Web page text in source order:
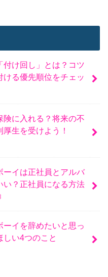
付け回し」とは？コツ
ける優先順位をチェッ
険に入れる？将来の不
生を受けよう！
ーイは正社員とアルバ
い？正社員になる方法
ーイを辞めたいと思っ
しい4つのこと